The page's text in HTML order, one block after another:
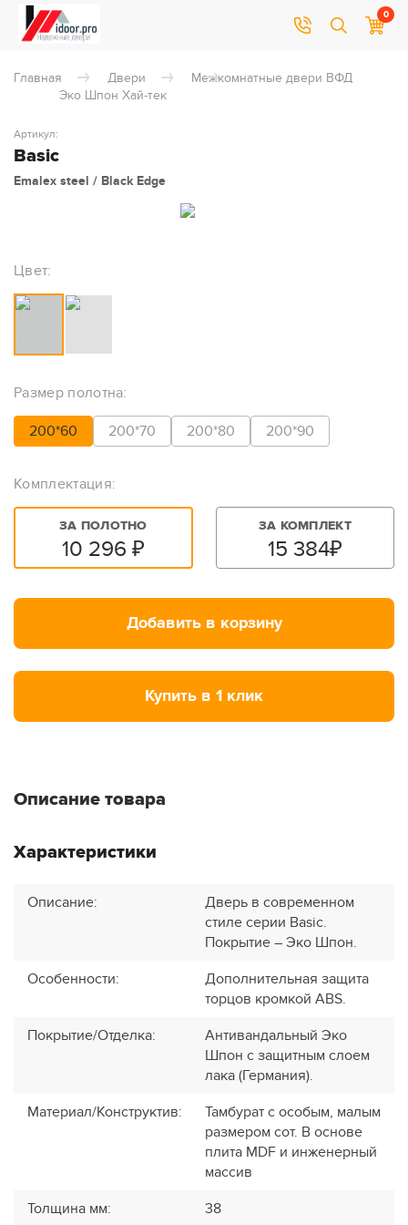
0
Главная Двери
Межкомнатные двери ВФД
Эко Шпон Хай-тек
Basic
Артикул:
Emalex steel / Black Edge
Цвет:
Размер полотна:
200*60 200*70 200*80 200*90
Комплектация:
ЗА ПОЛОТНО
10 296 ₽
ЗА КОМПЛЕКТ
15 384₽
Добавить в корзину
Купить в 1 клик
Описание товара
Характеристики
Описание:
Дверь в современном
стиле серии Basic.
Покрытие – Эко Шпон.
Особенности:
Дополнительная защита
торцов кромкой ABS.
Покрытие/Отделка:
Антивандальный Эко
Шпон с защитным слоем
лака (Германия).
Материал/Конструктив:
Тамбурат с особым, малым
размером сот. В основе
плита MDF и инженерный
массив
Толщина мм: 38